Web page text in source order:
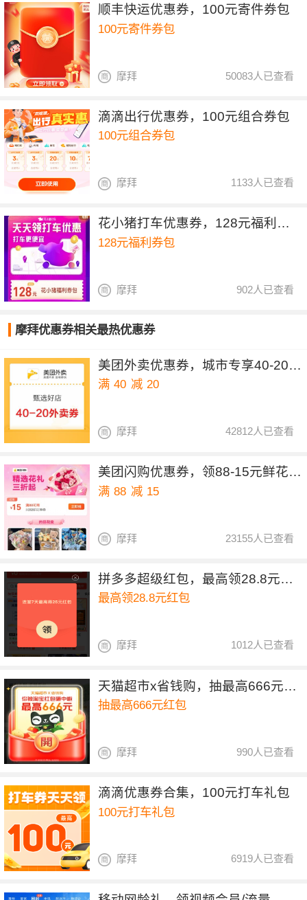
顺丰快运优惠券，100元寄件券包
100元寄件券包
50083人已查看
摩拜
滴滴出行优惠券，100元组合券包
100元组合券包
1133人已查看
摩拜
花小猪打车优惠券，128元福利券包
128元福利券包
902人已查看
摩拜
摩拜优惠券相关最热优惠券
美团外卖优惠券，城市专享40-20&30-15元红包
满 40 减 20
42812人已查看
摩拜
美团闪购优惠券，领88-15元鲜花优惠券
满 88 减 15
23155人已查看
摩拜
拼多多超级红包，最高领28.8元红包
最高领28.8元红包
1012人已查看
摩拜
天猫超市x省钱购，抽最高666元红包
抽最高666元红包
990人已查看
摩拜
滴滴优惠券合集，100元打车礼包
100元打车礼包
6919人已查看
摩拜